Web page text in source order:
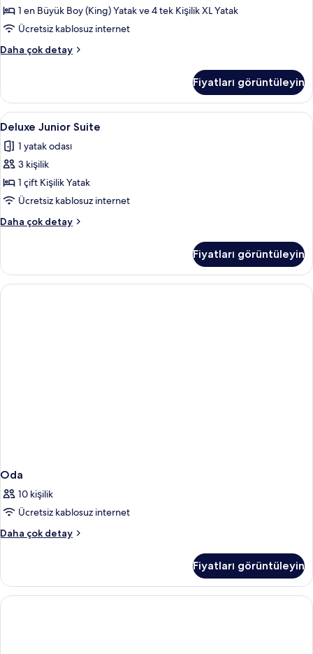
1 en Büyük Boy (King) Yatak ve 4 tek Kişilik XL Yatak
Ücretsiz kablosuz internet
Daha çok detay
Bohemia
fazla
detay
Fiyatları görüntüleyin
Deluxe
Junior
Suite
için
tüm
fotoğrafları
görün
Deluxe Junior Suite | Ücretsiz
4
Deluxe Junior Suite
1 yatak odası
3 kişilik
1 çift Kişilik Yatak
Ücretsiz kablosuz internet
Daha çok detay
Deluxe
daha
fazla
detay
Fiyatları görüntüleyin
Oda
10 kişilik
Ücretsiz kablosuz internet
Daha çok detay
Oda
detay
Fiyatları görüntüleyin